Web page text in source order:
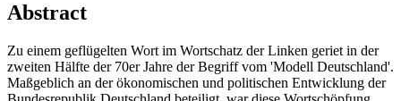
Abstract
Zu einem geflügelten Wort im Wortschatz der Linken geriet in der
zweiten Hälfte der 70er Jahre der Begriff vom 'Modell Deutschland'.
Maßgeblich an der ökonomischen und politischen Entwicklung der